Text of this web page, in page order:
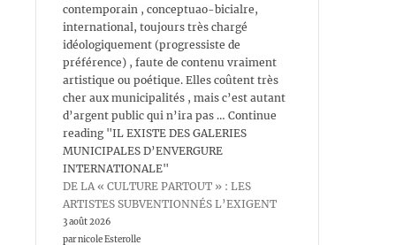
contemporain , conceptuao-bicialre,
international, toujours très chargé
idéologiquement (progressiste de
préférence) , faute de contenu vraiment
artistique ou poétique. Elles coûtent très
cher aux municipalités , mais c’est autant
d’argent public qui n’ira pas … Continue
reading "IL EXISTE DES GALERIES
MUNICIPALES D’ENVERGURE
INTERNATIONALE"
DE LA « CULTURE PARTOUT » : LES
ARTISTES SUBVENTIONNÉS L’EXIGENT
3 août 2026
par nicole Esterolle